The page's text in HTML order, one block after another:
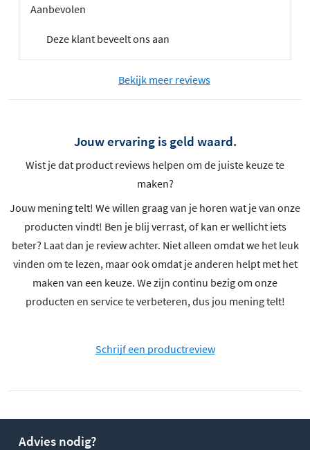
Aanbevolen
Deze klant beveelt ons aan
Bekijk meer reviews
Jouw ervaring is geld waard.
Wist je dat product reviews helpen om de juiste keuze te
maken?
Jouw mening telt! We willen graag van je horen wat je van onze
producten vindt! Ben je blij verrast, of kan er wellicht iets
beter? Laat dan je review achter. Niet alleen omdat we het leuk
vinden om te lezen, maar ook omdat je anderen helpt met het
maken van een keuze. We zijn continu bezig om onze
producten en service te verbeteren, dus jou mening telt!
Schrijf een productreview
Advies nodig?